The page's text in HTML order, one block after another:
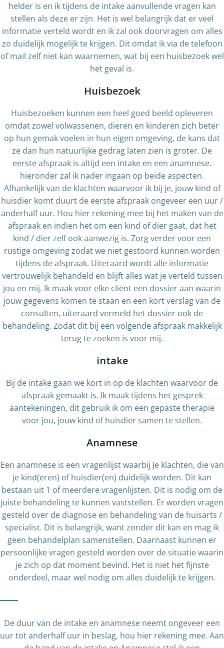
helder is en ik tijdens de intake aanvullende vragen kan
stellen als deze er zijn. Het is wel belangrijk dat er veel
informatie verteld wordt en ik zal ook doorvragen om alles
zo duidelijk mogelijk te krijgen. Dit omdat ik via de telefoon
of mail zelf niet kan waarnemen, wat bij een huisbezoek wel
het geval is.
Huisbezoek
Huisbezoeken kunnen een heel goed beeld opleveren
omdat zowel volwassenen, dieren en kinderen zich beter
op hun gemak voelen in hun eigen omgeving, de kans dat
ze dan hun natuurlijke gedrag laten zien is groter. De
eerste afspraak is altijd een intake en een anamnese.
hieronder zal ik nader ingaan op beide aspecten.
Afhankelijk van de klachten waarvoor ik bij je, jouw kind of
huisdier komt duurt de eerste afspraak ongeveer een uur /
anderhalf uur. Hou hier rekening mee bij het maken van de
afspraak en indien het om een kind of dier gaat, dat het
kind / dier zelf ook aanwezig is. Zorg verder voor een
rustige omgeving zodat we niet gestoord kunnen worden
tijdens de afspraak. Uiteraard wordt alle informatie
vertrouwelijk behandeld en blijft alles wat je verteld tussen
jou en mij. Ik maak voor elke cliënt een dossier aan waarin
jouw gegevens komen te staan en een kort verslag van de
consulten, uiteraard vermeld het dossier ook de
behandeling. Zodat dit bij een volgende afspraak makkelijk
terug te zoeken is voor mij.
intake
Bij de intake gaan we kort in op de klachten waarvoor de
afspraak gemaakt is. Ik maak tijdens het gesprek
aantekeningen, dit gebruik ik om een gepaste therapie
voor jou, jouw kind of huisdier samen te stellen.
Anamnese
Een anamnese is een vragenlijst waarbij Je klachten, die van
je kind(eren) of huisdier(en) duidelijk worden. Dit kan
bestaan uit 1 of meerdere vragenlijsten. Dit is nodig om de
juiste behandeling te kunnen vaststellen. Er worden vragen
gesteld over de diagnose en behandeling van de huisarts /
specialist. Dit is belangrijk, want zonder dit kan en mag ik
geen behandelplan samenstellen. Daarnaast kunnen er
persoonlijke vragen gesteld worden over de situatie waarin
je zich op dat moment bevind. Het is niet het fijnste
onderdeel, maar wel nodig om alles duidelijk te krijgen.
De duur van de intake en anamnese neemt ongeveer een
uur tot anderhalf uur in beslag, hou hier rekening mee. Aan